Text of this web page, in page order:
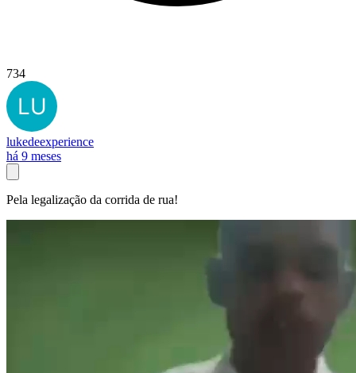
734
lukedeexperience
há 9 meses
Pela legalização da corrida de rua!